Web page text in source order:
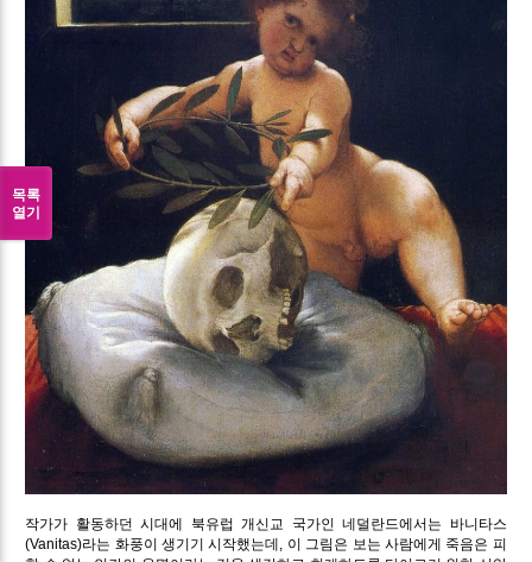
작가가 활동하던 시대에 북유럽 개신교 국가인 네덜란드에서는 바니타스
(Vanitas)라는 화풍이 생기기 시작했는데, 이 그림은 보는 사람에게 죽음은 피
목록
열기